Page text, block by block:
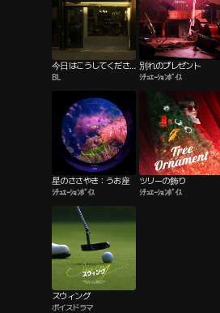
今日はこうしてくださ
い
BL
別れのプレゼント
ｼﾁｭｴｰｼｮﾝﾎﾞｲｽ
星のささやき：うお座
ｼﾁｭｴｰｼｮﾝﾎﾞｲｽ
ツリーの飾り
ｼﾁｭｴｰｼｮﾝﾎﾞｲｽ
スウィング
ボイスドラマ